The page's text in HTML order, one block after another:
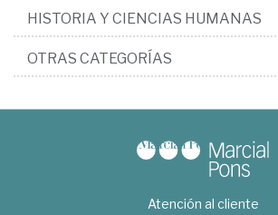
HISTORIA Y CIENCIAS HUMANAS
OTRAS CATEGORÍAS
Atención al cliente